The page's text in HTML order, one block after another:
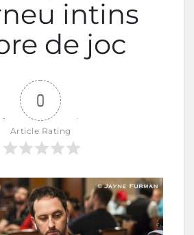
intins
de joc
0
Article Rating